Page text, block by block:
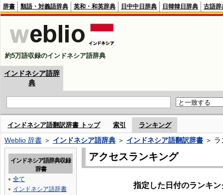
辞書 類語・対義語辞典 英和・和英辞典 日中中日辞典 日韓韓日辞典 古語辞
約5万語収録のインドネシア語辞典
インドネシア語辞
典
インドネシア語翻訳辞書 トップ 索引 ランキング
Weblio 辞書 ＞ インドネシア語辞典 ＞ インドネシア語翻訳辞書 ＞
アクセスランキング
指定した日付のランキ
インドネシア語辞典収録
辞書
▼ 全て
▼ インドネシア語辞書